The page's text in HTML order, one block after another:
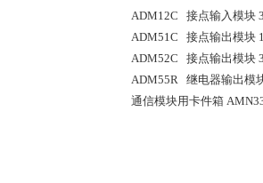
ADM12C 接点输入模块
ADM51C 接点输出模块
ADM52C 接点输出模块
ADM55R 继电器输出模
通信模块用卡件箱